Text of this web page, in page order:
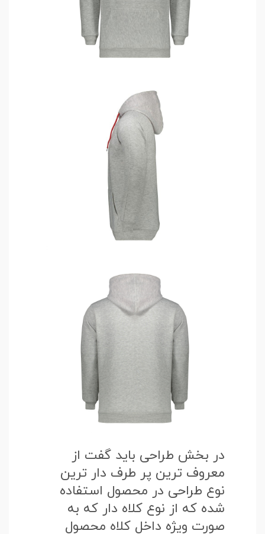
در بخش طراحی باید گفت از
معروف ترین پر طرف دار ترین
نوع طراحی در محصول استفاده
شده که از نوع کلاه دار که به
صورت ویژه داخل کلاه محصول